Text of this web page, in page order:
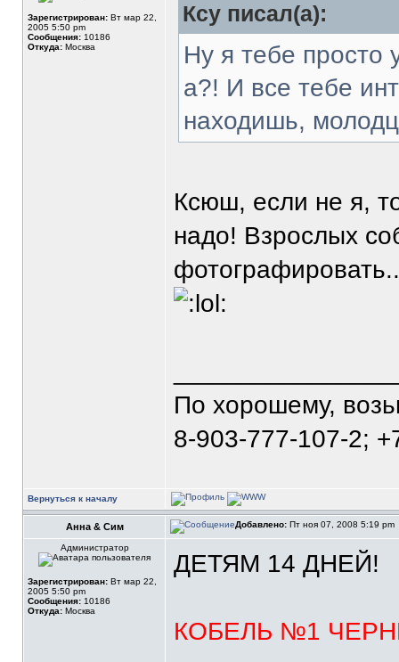
Зарегистрирован: Вт мар 22,
2005 5:50 pm
Сообщения: 10186
Откуда: Москва
Ксу писал(а):
Ну я тебе просто
а?! И все тебе
находишь,
Ксюш, если не я,
надо! Взрослых
По хорошему,
8-903-777-107-2;
Вернуться к началу
Анна & Сим Добавлено: Пт ноя 07, 2008 5:19 pm
Администратор
Зарегистрирован: Вт мар 22,
2005 5:50 pm
Сообщения: 10186
Откуда: Москва
ДЕТЯМ 14 ДНЕЙ!
КОБЕЛЬ №1